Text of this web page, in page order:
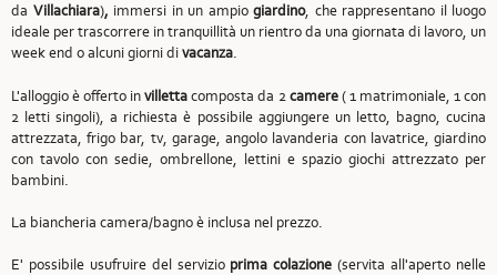
da Villachiara), immersi in un ampio giardino, che rappresentano il luogo
ideale per trascorrere in tranquillità un rientro da una giornata di lavoro, un
week end o alcuni giorni divacanza.
L'alloggio è offerto invillettacomposta da 2camere( 1 matrimoniale, 1 con
2 letti singoli), a richiesta è possibile aggiungere un letto, bagno, cucina
attrezzata, frigo bar, tv, garage, angolo lavanderia con lavatrice, giardino
con tavolo con sedie, ombrellone, lettini e spazio giochi attrezzato per
bambini.
La biancheria camera/bagno è inclusa nel prezzo.
E' possibile usufruire del servizio prima colazione (servita all'aperto nelle